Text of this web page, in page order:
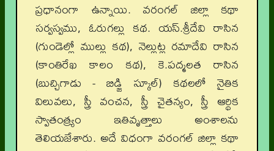
ప్రధానంగా ఉన్నాయి. వరంగల్‌ జిల్లా కథా
సర్వస్వము, ఓరుగల్లు కథ. యస్‌.శ్రీదేవి రాసిన
(గుండెల్లో ముల్లు కథ), నెల్లుట్ల రమాదేవి రాసిన
(కాంతిరేఖ కాలం కథ), కె.పద్మలత రాసిన
(బుచ్చిగాడు - బిడ్జి స్కూల్‌) కథలలో నైతిక
విలువలు, స్త్రీ వంచన, స్త్రీ చైతన్యం, స్త్రీ ఆర్థిక
స్వాతంత్య్రం ఇతివృత్తాలు అంశాలను
తెలియజేశారు. అదే విధంగా వరంగల్‌ జిల్లా కథా